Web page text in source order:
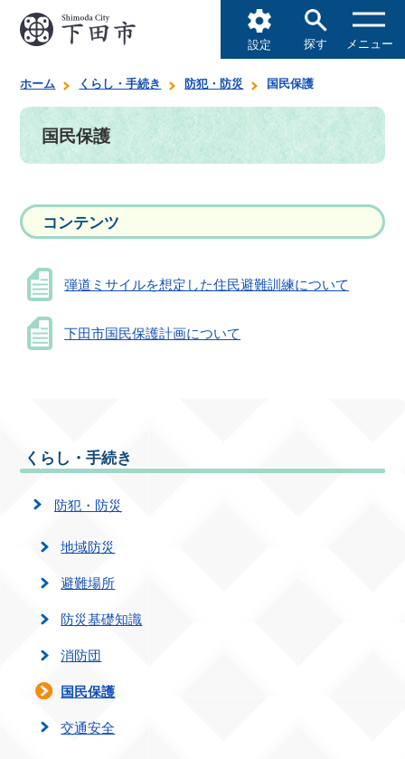
設定 探す メニュー
ホーム くらし・手続き 防犯・防災 国民保護
国民保護
コンテンツ
弾道ミサイルを想定した住民避難訓練について
下田市国民保護計画について
くらし・手続き
防犯・防災
地域防災
避難場所
防災基礎知識
消防団
国民保護
交通安全